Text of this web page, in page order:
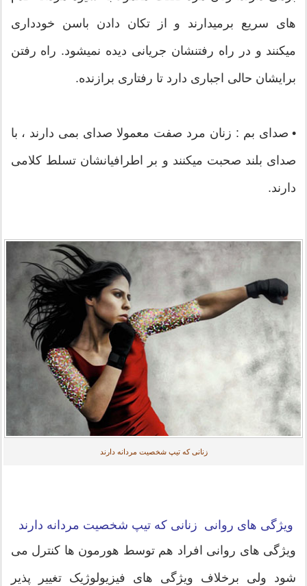
های سریع برمیدارند و از تکان دادن باسن خودداری
میکنند و در راه رفتنشان جریانی دیده نمیشود. راه رفتن
برایشان حالی اجباری دارد تا رفتاری برازنده.
• صدای بم : زنان مرد صفت معمولا صدای بمی دارند ، با
صدای بلند صحبت میکنند و بر اطرافیانشان تسلط کلامی
دارند.
زنانی که تیپ شخصیت مردانه دارند
ویژگی های روانی زنانی که تیپ شخصیت مردانه دارند
ویژگی های روانی افراد هم توسط هورمون ها کنترل می
شود ولی برخلاف ویژگی های فیزیولوژیک تغییر پذیر